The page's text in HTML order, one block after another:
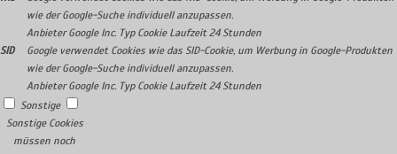
wie der Google-Suche individuell anzupassen.
Anbieter Google Inc. Typ Cookie Laufzeit 24 Stunden
SID
Google verwendet Cookies wie das SID-Cookie, um Werbung in Google-Produkten
wie der Google-Suche individuell anzupassen.
Anbieter Google Inc. Typ Cookie Laufzeit 24 Stunden
Sonstige
Sonstige Cookies
müssen noch